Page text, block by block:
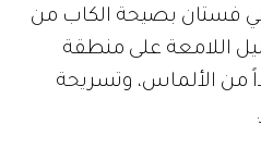
في فستان بصيحة الكاب من
اللامعة على منطقة
من الألماس، وتسريحة